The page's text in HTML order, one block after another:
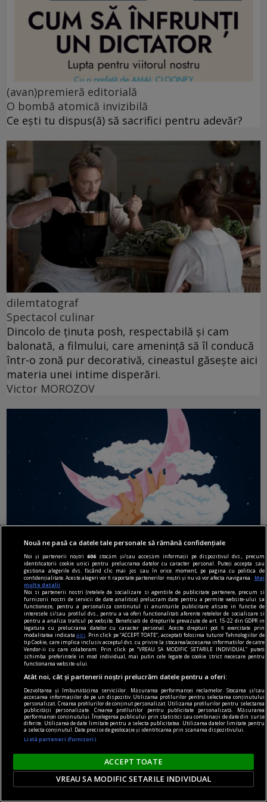
(avan)premieră editorială
O bombă atomică invizibilă
Ce ești tu dispus(ă) să sacrifici pentru adevăr?
dilemtatograf
Spectacol culinar
Dincolo de ținuta posh, respectabilă și cam
balonată, a filmului, care amenință să îl conducă
într-o zonă pur decorativă, cineastul găsește aici
materia unei intime disperări.
Victor MOROZOV
audio şi n-am cuvinte
Liric & ludic
Esența oscilează între melancolie și idealism
romantic.
Aron BIRO
Nouă ne pasă ca datele tale personale să rămână confidențiale
Noi și partenerii noștri606 stocăm și/sau accesăm informații pe dispozitivul dvs., precum
identificatorii cookie unici pentru prelucrarea datelor cu caracter personal. Puteți accepta sau
gestiona alegerile dvs. făcând clic mai jos sau în orice moment, pe pagina cu politica de
confidențialitate. Aceste alegeri vor fi raportate partenerilor noștri și nu vă vor afecta navigarea.
Mai
multe detalii
Noi si partenerii nostri (retelele de socializare si agentiile de publicitate partenere, precum si
furnizorii nostri de servicii de date analitice) prelucram date pentru a permite website-ului sa
functioneze, pentru a personaliza continutul si anunturile publicitare afisate in functie de
interesele si/sau profilul dvs., pentru a va oferi functionalitati aferente retelelor de socializare si
pentru a analiza traficul pe website. Beneficiati de drepturile prevazute de art. 15-22 din GDPR in
legatura cu prelucrarea datelor cu caracter personal. Aceste drepturi pot fi exercitate prin
modalitatea indicataaici
. Prin click pe “ACCEPT TOATE”, acceptati folosirea tuturor Tehnologiilor de
tip Cookie, care implica inclusiv acceptul dvs. cu privire la stocarea/accesarea informatiilor de catre
Vendor-ii cu care colaboram. Prin click pe “VREAU SA MODIFIC SETARILE INDIVIDUAL” puteti
schimba preferintele in mod individual, mai putin cele legate de cookie strict necesare pentru
functionarea website-ului.
Atât noi, cât și partenerii noștri prelucrăm datele pentru a oferi:
Dezvoltarea și îmbunătățirea serviciilor. Măsurarea performanței reclamelor. Stocarea și/sau
accesarea informațiilor de pe un dispozitiv. Utilizarea profilurilor pentru selectarea conținutului
personalizat. Crearea profilurilor de conținut personalizat. Utilizarea profilurilor pentru selectarea
publicității personalizate. Crearea profilurilor pentru publicitate personalizată. Măsurarea
performanței conținutului. Înțelegerea publicului prin statistici sau combinații de date din surse
diferite. Utilizarea de date limitate pentru a selecta publicitatea. Utilizarea datelor limitate pentru
a selecta conținutul. Date precise de geolocație și identificarea prin scanarea dispozitivului.
Listă parteneri (furnizori)
ACCEPT TOATE
VREAU SA MODIFIC SETARILE INDIVIDUAL